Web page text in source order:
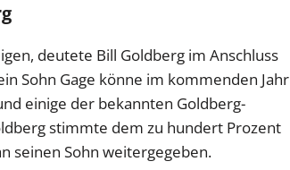
deutete Bill Goldberg im Anschluss
Sohn Gage könne im kommenden Jahr
einige der bekannten Goldberg-
stimmte dem zu hundert Prozent
seinen Sohn weitergegeben.